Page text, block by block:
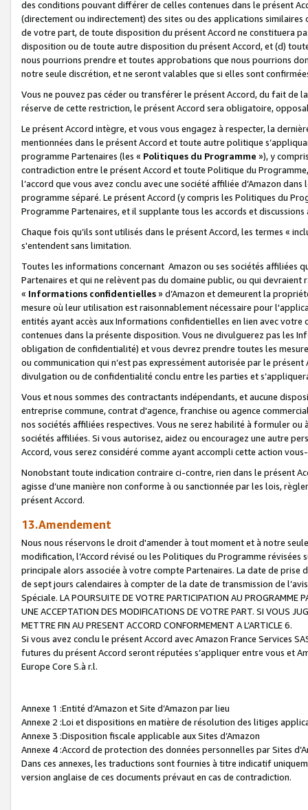
des conditions pouvant différer de celles contenues dans le présent
(directement ou indirectement) des sites ou des applications
de votre part, de toute disposition du présent Accord ne constituera
disposition ou de toute autre disposition du présent Accord, et (d)
nous pourrions prendre et toutes approbations que nous pourrions
notre seule discrétion, et ne seront valables que si elles sont
Vous ne pouvez pas céder ou transférer le présent Accord, du fait de
réserve de cette restriction, le présent Accord sera obligatoire,
Le présent Accord intègre, et vous vous engagez à respecter, la
mentionnées dans le présent Accord et toute autre politique
programme Partenaires (les « Politiques du Programme »), y
contradiction entre le présent Accord et toute Politique du
l’accord que vous avez conclu avec une société affiliée d’Amazon
programme séparé. Le présent Accord (y compris les Politiques du
Programme Partenaires, et il supplante tous les accords et discussions
Chaque fois qu’ils sont utilisés dans le présent Accord, les termes «
s'entendent sans limitation.
Toutes les informations concernant Amazon ou ses sociétés affiliées
Partenaires et qui ne relèvent pas du domaine public, ou qui
« Informations confidentielles» d’Amazon et demeurent la
mesure où leur utilisation est raisonnablement nécessaire pour
entités ayant accès aux Informations confidentielles en lien avec
contenues dans la présente disposition. Vous ne divulguerez pas les
obligation de confidentialité) et vous devrez prendre toutes les
ou communication qui n’est pas expressément autorisée par le
divulgation ou de confidentialité conclu entre les parties et
Vous et nous sommes des contractants indépendants, et aucune
entreprise commune, contrat d'agence, franchise ou agence
nos sociétés affiliées respectives. Vous ne serez habilité à formuler
sociétés affiliées. Si vous autorisez, aidez ou encouragez une autre
Accord, vous serez considéré comme ayant accompli cette action
Nonobstant toute indication contraire ci-contre, rien dans le présent
agisse d’une manière non conforme à ou sanctionnée par les lois,
présent Accord.
13.Amendement
Nous nous réservons le droit d'amender à tout moment et à notre
modification, l’Accord révisé ou les Politiques du Programme
principale alors associée à votre compte Partenaires. La date de
de sept jours calendaires à compter de la date de transmission de
Spéciale. LA POURSUITE DE VOTRE PARTICIPATION AU PROGRAMME
UNE ACCEPTATION DES MODIFICATIONS DE VOTRE PART. SI VOUS
METTRE FIN AU PRESENT ACCORD CONFORMEMENT A L’ARTICLE 6.
Si vous avez conclu le présent Accord avec Amazon France Services
futures du présent Accord seront réputées s’appliquer entre vous et
Europe Core S.à r.l.
Annexe 1 :Entité d’Amazon et Site d’Amazon par lieu
Annexe 2 :Loi et dispositions en matière de résolution des litiges
Annexe 3 :Disposition fiscale applicable aux Sites d’Amazon
Annexe 4 :Accord de protection des données personnelles par Sites
Dans ces annexes, les traductions sont fournies à titre indicatif
version anglaise de ces documents prévaut en cas de contradiction.